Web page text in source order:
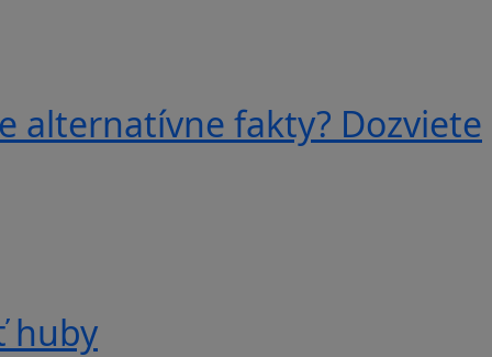
alternatívne fakty? Dozviete
huby